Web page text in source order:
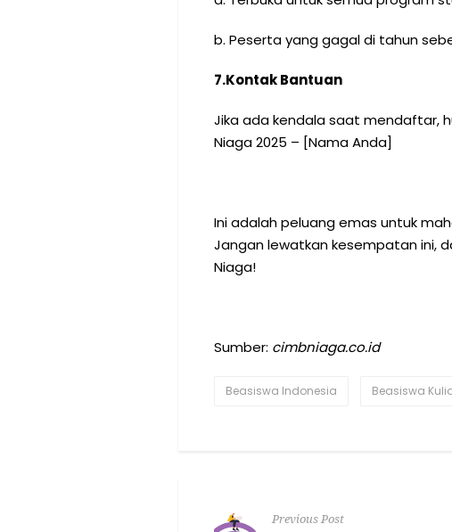
b. Peserta yang gagal di tahun
7.Kontak Bantuan
Jika ada kendala saat mendaftar,
Niaga 2025 – [Nama Anda]
Ini adalah peluang emas untuk
Jangan lewatkan kesempatan ini,
Niaga!
Sumber: cimbniaga.co.id
Beasiswa Indonesia Beasiswa
Previous Post